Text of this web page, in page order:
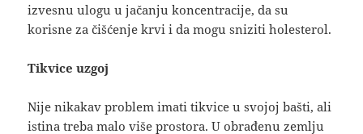
izvesnu ulogu u jačanju koncentracije, da su
korisne za čišćenje krvi i da mogu sniziti holesterol.
Tikvice uzgoj
Nije nikakav problem imati tikvice u svojoj bašti, ali
istina treba malo više prostora. U obrađenu zemlju